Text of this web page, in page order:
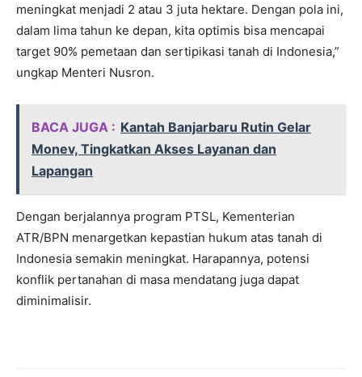
meningkat menjadi 2 atau 3 juta hektare. Dengan pola ini,
dalam lima tahun ke depan, kita optimis bisa mencapai
target 90% pemetaan dan sertipikasi tanah di Indonesia,”
ungkap Menteri Nusron.
BACA JUGA : Kantah Banjarbaru Rutin Gelar
Monev, Tingkatkan Akses Layanan dan
Lapangan
Dengan berjalannya program PTSL, Kementerian
ATR/BPN menargetkan kepastian hukum atas tanah di
Indonesia semakin meningkat. Harapannya, potensi
konflik pertanahan di masa mendatang juga dapat
diminimalisir.